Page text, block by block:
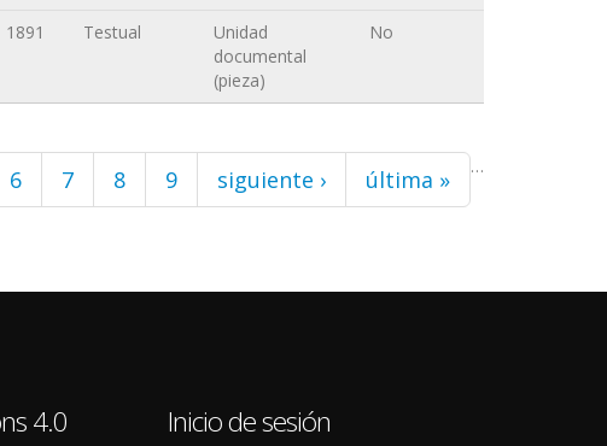
1891 Testual
Unidad
documental
(pieza)
No
6 7 8 9 …
siguiente › última »
4.0 Inicio de sesión